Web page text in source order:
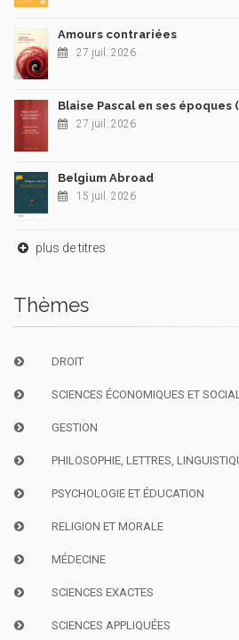
Amours contrariées
27 juil. 2026
Blaise Pascal en ses époques
27 juil. 2026
Belgium Abroad
15 juil. 2026
plus de titres
Thèmes
DROIT
SCIENCES ÉCONOMIQUES ET
GESTION
PHILOSOPHIE, LETTRES,
PSYCHOLOGIE ET ÉDUCATION
RELIGION ET MORALE
MÉDECINE
SCIENCES EXACTES
SCIENCES APPLIQUÉES